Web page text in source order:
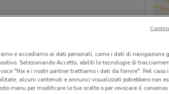
e accediamo ai dati personali, come i dati di navigazione
Selezionando Accetto, abiliti le tecnologie di
"Noi e i nostri partner trattiamo i dati da fornire". Nel caso
alcuni contenuti e annunci visualizzati potrebbero non
menu per modificare le tue scelte o per revocare il